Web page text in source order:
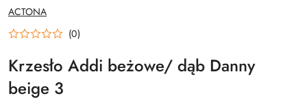
NAZWA
PRODUCENTA:
ACTONA
(0)
Krzesło Addi beżowe/ dąb Danny
beige 3